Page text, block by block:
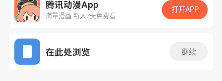
App免费看
腾讯动漫App
海量漫画 新人7天免费看
打开APP
在此处浏览 继续